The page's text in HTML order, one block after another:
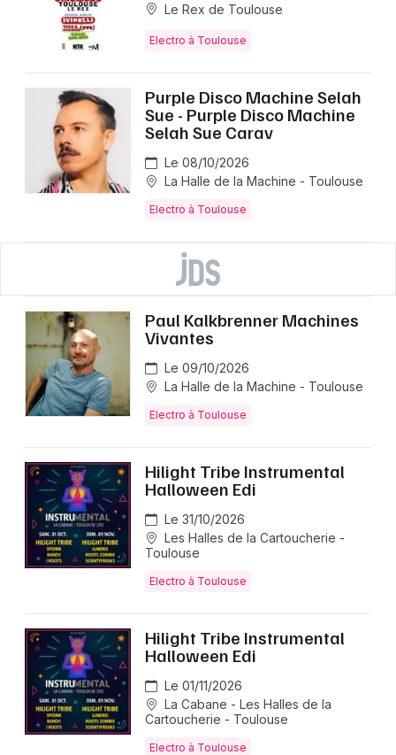
Le Rex de Toulouse
Electro à Toulouse
Purple Disco Machine Selah
Sue - Purple Disco Machine
Selah Sue Carav
Le 08/10/2026
La Halle de la Machine - Toulouse
Electro à Toulouse
Paul Kalkbrenner Machines
Vivantes
Le 09/10/2026
La Halle de la Machine - Toulouse
Electro à Toulouse
Hilight Tribe Instrumental
Halloween Edi
Le 31/10/2026
Les Halles de la Cartoucherie -
Toulouse
Electro à Toulouse
Hilight Tribe Instrumental
Halloween Edi
Le 01/11/2026
La Cabane - Les Halles de la
Cartoucherie - Toulouse
Electro à Toulouse